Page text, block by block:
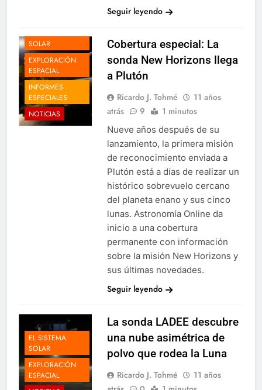
Seguir leyendo
SOLAR
EXPLORACIÓN
ESPACIAL
INFORMES
ESPECIALES
NOTICIAS
Cobertura especial: La
sonda New Horizons llega
a Plutón
Ricardo J. Tohmé
11 años
atrás
9 1 minutos
Nueve años después de su
lanzamiento, la primera misión
de reconocimiento enviada a
Plutón está a días de realizar un
histórico sobrevuelo cercano
del planeta enano y sus cinco
lunas. Astronomía Online da
inicio a una cobertura
permanente con información
sobre la misión New Horizons y
sus últimas novedades.
Seguir leyendo
EL SISTEMA
SOLAR
EXPLORACIÓN
ESPACIAL
La sonda LADEE descubre
una nube asimétrica de
polvo que rodea la Luna
Ricardo J. Tohmé
11 años